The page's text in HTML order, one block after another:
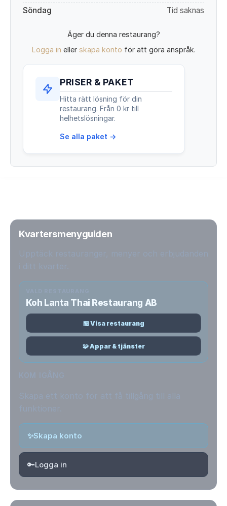
Söndag Tid saknas
Äger du denna restaurang?
Logga in eller skapa konto för att göra anspråk.
PRISER & PAKET
Hitta rätt lösning för din
restaurang. Från 0 kr till
helhetslösningar.
Se alla paket →
Kvartersmenyguiden
Koh Lanta Thai Restaurang AB
🏪 Visa restaurang
🧩 Appar & tjänster
✨Skapa konto
🔑Logga in